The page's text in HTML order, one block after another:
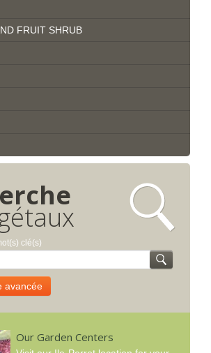
FRUIT SHRUB
clé(s)
avancée
Our Garden Centers